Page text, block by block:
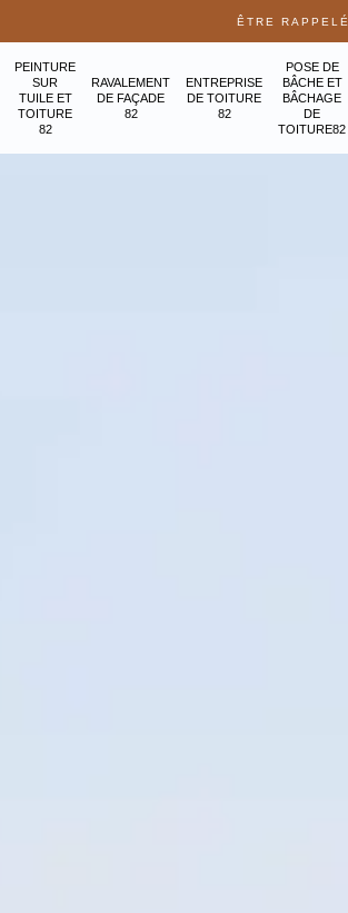
ÊTRE RAPPELÉ
PEINTURE
SUR
TUILE ET
TOITURE
82
RAVALEMENT
DE FAÇADE
82
ENTREPRISE
DE TOITURE
82
POSE DE
BÂCHE ET
BÂCHAGE
DE
TOITURE82